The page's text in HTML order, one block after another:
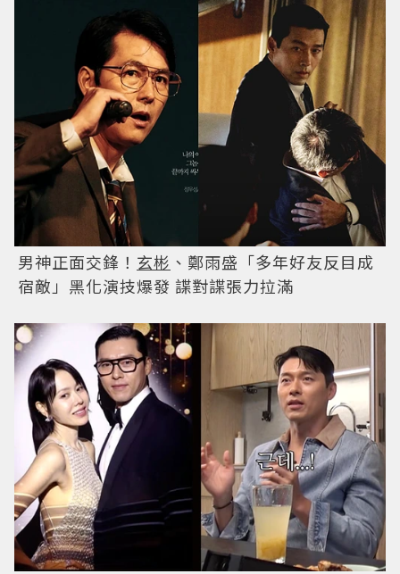
男神正面交鋒！ 玄彬 、鄭雨盛「多年好友反目成
宿敵」黑化演技爆發 諜對諜張力拉滿